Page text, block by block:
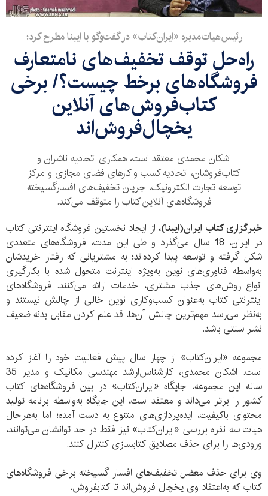
رئیس‌هیات‌مدیره «ایران‌کتاب» در گفت‌و‌گو با ایبنا مطرح کرد؛
راه‌حل توقف تخفیف‌‌های نامتعارف
فروشگاه‌های برخط چیست؟/ برخی
کتاب‌فروش‌های آنلاین
یخچال‌فروش‌اند
اشکان محمدی معتقد است، همکاری اتحادیه ناشران و
کتاب‌فروشان، اتحادیه کسب و کار‌های فضای مجازی و مرکز
توسعه تجارت الکترونیک، جریان تخفیف‌های افسار‌گسیخته
فروشگاه‌های آنلاین کتاب را متوقف می‌کند.
خبرگزاری کتاب ایران‌(ایبنا)، از ایجاد نخستین فروشگاه اینترنتی کتاب
در ایران، 18 سال می‌گذرد و طی این مدت، فروشگاه‌های متعددی
شکل گرفته‌ و توسعه پیدا کرده‌اند؛ به مشتریانی که رفتار خریدشان
به‌واسطه فناوری‌های نوین به‌ویژه اینترنت متحول شده با بکارگیری
انواع روش‌های جذب مشتری، خدمات ارائه می‌کنند. فروشگاه‌های
اینترنتی کتاب به‌عنوان کسب‌و‌کاری نوین خالی از چالش نیستند و
به‌نظر می‌رسد مهم‌ترین چالش آن‌ها، قد علم کردن مقابل بدنه ضعیف
نشر سنتی باشد.
مجموعه «ایران‌کتاب» از چهار سال پیش فعالیت خود را آغاز کرده
است. اشکان محمدی، کارشناس‌ارشد مهندسی مکانیک و مدیر 35
ساله این مجموعه، جایگاه «ایران‌کتاب» در بین فروشگاه‌های کتاب
کشور را برتر می‌داند و معتقد است، این جایگاه به‌واسطه برنامه تولید
محتوای باکیفیت، ایده‌پردازی‌های متنوع به دست آمده؛ اما به‌هرحال
هیات سه نفره بررسی «ایران‌کتاب» نیز فقط در حد توانشان می‌توانند،
ورودی‌ها را برای حذف مصادیق کتابسازی کنترل کنند.
وی برای حذف معضل تخفیف‌های افسار گسیخته برخی فروشگاه‌های
کتاب که به‌اعتقاد وی یخچال فروش‌اند تا کتابفروش،